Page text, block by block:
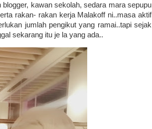
kawan sekolah, sedara mara sepupu
rakan- rakan kerja Malakoff ni..masa aktif
jumlah pengikut yang ramai..tapi sejak
sekarang itu je la yang ada..